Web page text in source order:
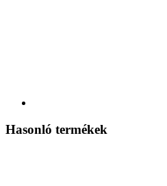
Hasonló termékek